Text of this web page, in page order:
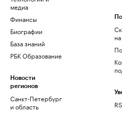
медиа
Финансы
Биографии
База знаний
РБК Образование
Новости
регионов
Санкт-Петербург
и область